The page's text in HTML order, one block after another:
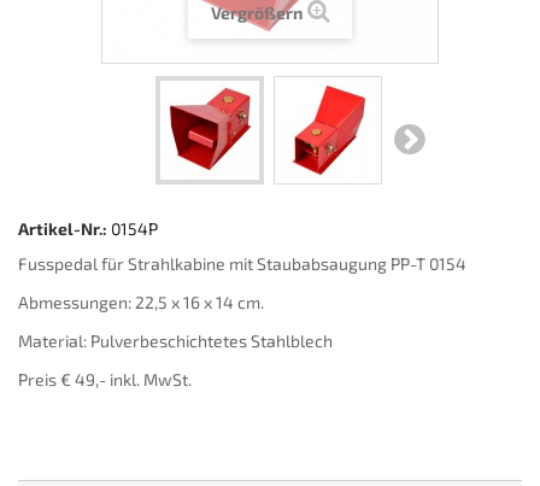
Vergrößern
Artikel-Nr.: 0154P
Fusspedal für Strahlkabine mit Staubabsaugung PP-T 0154
Abmessungen: 22,5 x 16 x 14 cm.
Material: Pulverbeschichtetes Stahlblech
Preis € 49,- inkl. MwSt.